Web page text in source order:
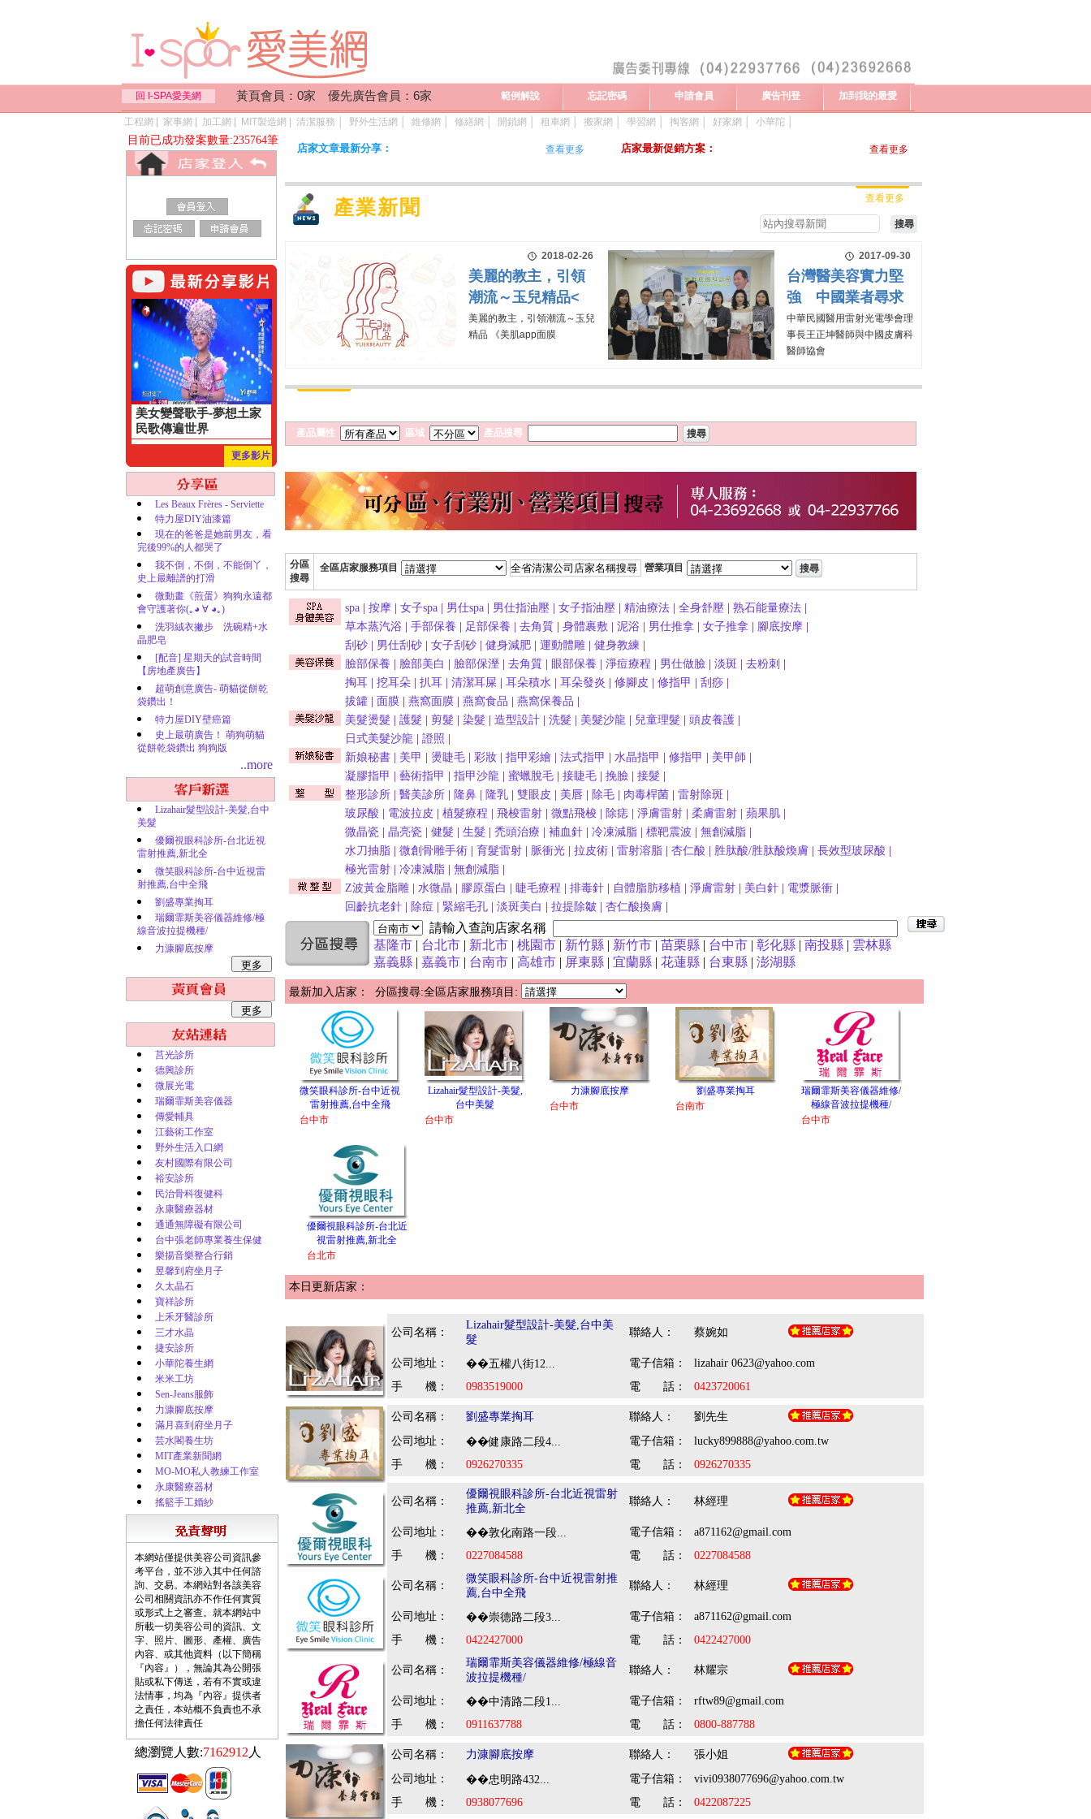
回 I-SPA愛美網 黃頁會員：0家 優先廣告會員：6家 範例解說 忘記密碼 申請會員 廣告刊登 加到我的最愛
工程網 家事網 加工網 MIT製造網 清潔服務 野外生活網 維修網 修繕網 開鎖網 租車網 搬家網 學習網 掏客網 好家網 小華陀
目前已成功發案數量:235764筆
美女變聲歌手-夢想土家
民歌傳遍世界
更多影片
Les Beaux Frères - Serviette
特力屋DIY油漆篇
現在的爸爸是她前男友，看
完後99%的人都哭了
我不倒，不倒，不能倒丫，
史上最離譜的打滑
微動畫《煎蛋》狗狗永遠都
會守護著你(｡◕ ∀ ◕｡)
洗羽絨衣撇步 洗碗精+水
晶肥皂
[配音] 星期天的試音時間
【房地產廣告】
超萌創意廣告- 萌貓從餅乾
袋鑽出！
特力屋DIY壁癌篇
史上最萌廣告！ 萌狗萌貓
從餅乾袋鑽出 狗狗版
..more
Lizahair髮型設計-美髮,台中
美髮
優爾視眼科診所-台北近視
雷射推薦,新北全
微笑眼科診所-台中近視雷
射推薦,台中全飛
劉盛專業掏耳
瑞爾霏斯美容儀器維修/極
線音波拉提機種/
力漮腳底按摩
莒光診所
德興診所
微展光電
瑞爾霏斯美容儀器
傳愛輔具
江藝術工作室
野外生活入口網
友村國際有限公司
裕安診所
民治骨科復健科
永康醫療器材
通通無障礙有限公司
台中張老師專業養生保健
樂揚音樂整合行銷
昱馨到府坐月子
久太晶石
寶祥診所
上禾牙醫診所
三才水晶
捷安診所
小華陀養生網
米米工坊
Sen-Jeans服飾
力漮腳底按摩
滿月喜到府坐月子
芸水閣養生坊
MIT產業新聞網
MO-MO私人教練工作室
永康醫療器材
搖籃手工婚紗
本網站僅提供美容公司資訊參
考平台，並不涉入其中任何諮
詢、交易。本網站對各該美容
公司相關資訊亦不作任何實質
或形式上之審查。就本網站中
所載一切美容公司的資訊、文
字、照片、圖形、產權、廣告
內容、或其他資料（以下簡稱
『內容』），無論其為公開張
貼或私下傳送，若有不實或違
法情事，均為『內容』提供者
之責任，本站概不負責也不承
擔任何法律責任
總瀏覽人數:7162912 人
店家文章最新分享： 查看更多 店家最新促銷方案： 查看更多
產業新聞 查看更多
2018-02-26
美麗的教主，引領
潮流～玉兒精品<
美麗的教主，引領潮流～玉兒
精品 《美肌app面膜
2017-09-30
台灣醫美容實力堅
強 中國業者尋求
中華民國醫用雷射光電學會理
事長王正坤醫師與中國皮膚科
醫師協會
產品屬性 區域 產品搜尋
分區
搜尋
全區店家服務項目 營業項目
spa 按摩 女子spa 男仕spa 男仕指油壓 女子指油壓 精油療法 全身舒壓 熟石能量療法
草本蒸汽浴
手部保養 足部保養 去角質 身體裹敷 泥浴 男仕推拿 女子推拿 腳底按摩
刮砂
男仕刮砂 女子刮砂 健身減肥 運動體雕 健身教練
臉部保養
臉部美白 臉部保溼 去角質 眼部保養 淨痘療程 男仕做臉 淡斑 去粉刺
掏耳
挖耳朵 扒耳 清潔耳屎 耳朵積水 耳朵發炎 修腳皮 修指甲 刮痧
拔罐
面膜 燕窩面膜 燕窩食品 燕窩保養品
美髮燙髮
護髮 剪髮 染髮 造型設計 洗髮 美髮沙龍 兒童理髮 頭皮養護
日式美髮沙龍
證照
新娘秘書
美甲 燙睫毛 彩妝 指甲彩繪 法式指甲 水晶指甲 修指甲 美甲師
凝膠指甲
藝術指甲 指甲沙龍 蜜蠟脫毛 接睫毛 挽臉 接髮
整形診所
醫美診所 隆鼻 隆乳 雙眼皮 美唇 除毛 肉毒桿菌 雷射除斑
玻尿酸
電波拉皮 植髮療程 飛梭雷射 微點飛梭 除痣 淨膚雷射 柔膚雷射 蘋果肌
微晶瓷
晶亮瓷 健髮 生髮 禿頭治療 補血針 冷凍減脂 標靶震波 無創減脂
水刀抽脂
微創骨雕手術 育髮雷射 脈衝光 拉皮術 雷射溶脂 杏仁酸 胜肽酸/胜肽酸煥膚 長效型玻尿酸
極光雷射
冷凍減脂 無創減脂
Z波黃金脂雕
水微晶 膠原蛋白 睫毛療程 排毒針 自體脂肪移植 淨膚雷射 美白針 電漿脈衝
回齡抗老針
除痘 緊縮毛孔 淡斑美白 拉提除皺 杏仁酸換膚
請輸入查詢店家名稱
基隆市 | 台北市 | 新北市 | 桃園市 | 新竹縣 | 新竹市 | 苗栗縣 | 台中市 | 彰化縣 | 南投縣 | 雲林縣
嘉義縣 | 嘉義市 | 台南市 | 高雄市 | 屏東縣 | 宜蘭縣 | 花蓮縣 | 台東縣 | 澎湖縣
最新加入店家： 分區搜尋:全區店家服務項目:
微笑眼科診所-台中近視
雷射推薦,台中全飛
台中市
Lizahair髮型設計-美髮,
台中美髮
台中市
力漮腳底按摩
台中市
劉盛專業掏耳
台南市
瑞爾霏斯美容儀器維修/
極線音波拉提機種/
台中市
優爾視眼科診所-台北近
視雷射推薦,新北全
台北市
本日更新店家：
公司名稱：
Lizahair髮型設計-美髮,台中美
髮
聯絡人： 蔡婉如
公司地址： ��五權八街12... 電子信箱：
lizahair 0623@yahoo.com
手 機：
0983519000 電 話： 0423720061
公司名稱： 劉盛專業掏耳 聯絡人：
劉先生
公司地址：
��健康路二段4... 電子信箱：
lucky899888@yahoo.com.tw
手 機：
0926270335 電 話： 0926270335
公司名稱：
優爾視眼科診所-台北近視雷射
推薦,新北全
聯絡人： 林經理
公司地址： ��敦化南路一段... 電子信箱：
a871162@gmail.com
手 機：
0227084588 電 話： 0227084588
公司名稱：
微笑眼科診所-台中近視雷射推
薦,台中全飛
聯絡人： 林經理
公司地址： ��崇德路二段3... 電子信箱：
a871162@gmail.com
手 機：
0422427000 電 話： 0422427000
公司名稱：
瑞爾霏斯美容儀器維修/極線音
波拉提機種/
聯絡人： 林耀宗
公司地址： ��中清路二段1... 電子信箱：
rftw89@gmail.com
手 機：
0911637788 電 話： 0800-887788
公司名稱： 力漮腳底按摩 聯絡人：
張小姐
公司地址：
��忠明路432... 電子信箱：
vivi0938077696@yahoo.com.tw
手 機：
0938077696 電 話： 0422087225